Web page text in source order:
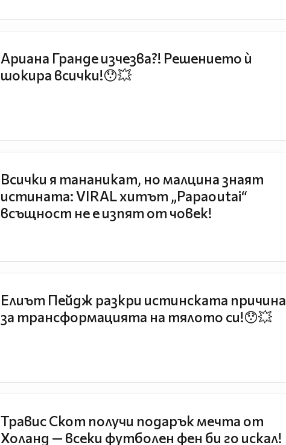
Ариана Гранде изчезва?! Решението ѝ
шокира всички!😯💥
Всички я тананикат, но малцина знаят
истината: VIRAL хитът „Papaoutai“
всъщност не е изпят от човек!
Елиът Пейдж разкри истинската причина
за трансформацията на тялото си!😯💥
Травис Скот получи подарък мечта от
Холанд — всеки футболен фен би го искал!